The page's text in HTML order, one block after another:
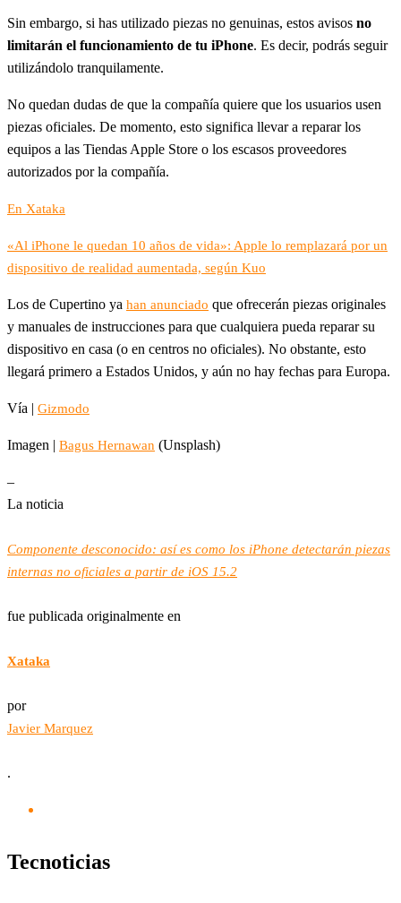
Sin embargo, si has utilizado piezas no genuinas, estos avisos no
limitarán el funcionamiento de tu iPhone. Es decir, podrás seguir
utilizándolo tranquilamente.
No quedan dudas de que la compañía quiere que los usuarios usen
piezas oficiales. De momento, esto significa llevar a reparar los
equipos a las Tiendas Apple Store o los escasos proveedores
autorizados por la compañía.
En Xataka
«Al iPhone le quedan 10 años de vida»: Apple lo remplazará por un
dispositivo de realidad aumentada, según Kuo
Los de Cupertino ya han anunciado que ofrecerán piezas originales
y manuales de instrucciones para que cualquiera pueda reparar su
dispositivo en casa (o en centros no oficiales). No obstante, esto
llegará primero a Estados Unidos, y aún no hay fechas para Europa.
Vía | Gizmodo
Imagen | Bagus Hernawan (Unsplash)
–
La noticia
Componente desconocido: así es como los iPhone detectarán piezas
internas no oficiales a partir de iOS 15.2
fue publicada originalmente en
Xataka
por
Javier Marquez
.
Tecnoticias